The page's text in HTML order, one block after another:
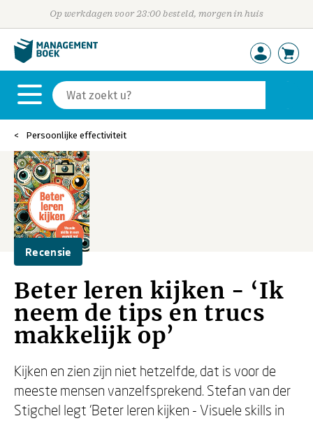
Op werkdagen voor 23:00 besteld, morgen in huis
Persoonlijke effectiviteit
Recensie
Beter leren kijken - ‘Ik
neem de tips en trucs
makkelijk op’
Kijken en zien zijn niet hetzelfde, dat is voor de
meeste mensen vanzelfsprekend. Stefan van der
Stigchel legt ‘Beter leren kijken - Visuele skills in